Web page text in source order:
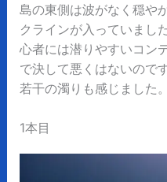
島の東側は波がなく穏や
クラインが入っていまし
心者には潜りやすいコン
で決して悪くはないので
若干の濁りも感じました。
1本目